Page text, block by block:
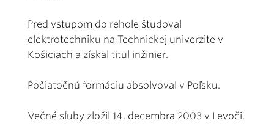
Pred vstupom do rehole študoval
elektrotechniku na Technickej univerzite v
Košiciach a získal titul inžinier.
Počiatočnú formáciu absolvoval v Poľsku.
Večné sľuby zložil 14. decembra 2003 v Levoči.